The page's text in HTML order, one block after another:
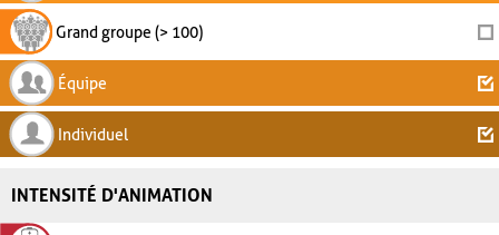
Grand groupe (> 100)
Équipe
Individuel
INTENSITÉ D'ANIMATION